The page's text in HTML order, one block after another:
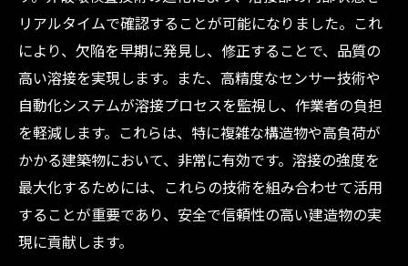
リアルタイムで確認することが可能になりました。これ
により、欠陥を早期に発見し、修正することで、品質の
高い溶接を実現します。また、高精度なセンサー技術や
自動化システムが溶接プロセスを監視し、作業者の負担
を軽減します。これらは、特に複雑な構造物や高負荷が
かかる建築物において、非常に有効です。溶接の強度を
最大化するためには、これらの技術を組み合わせて活用
することが重要であり、安全で信頼性の高い建造物の実
現に貢献します。